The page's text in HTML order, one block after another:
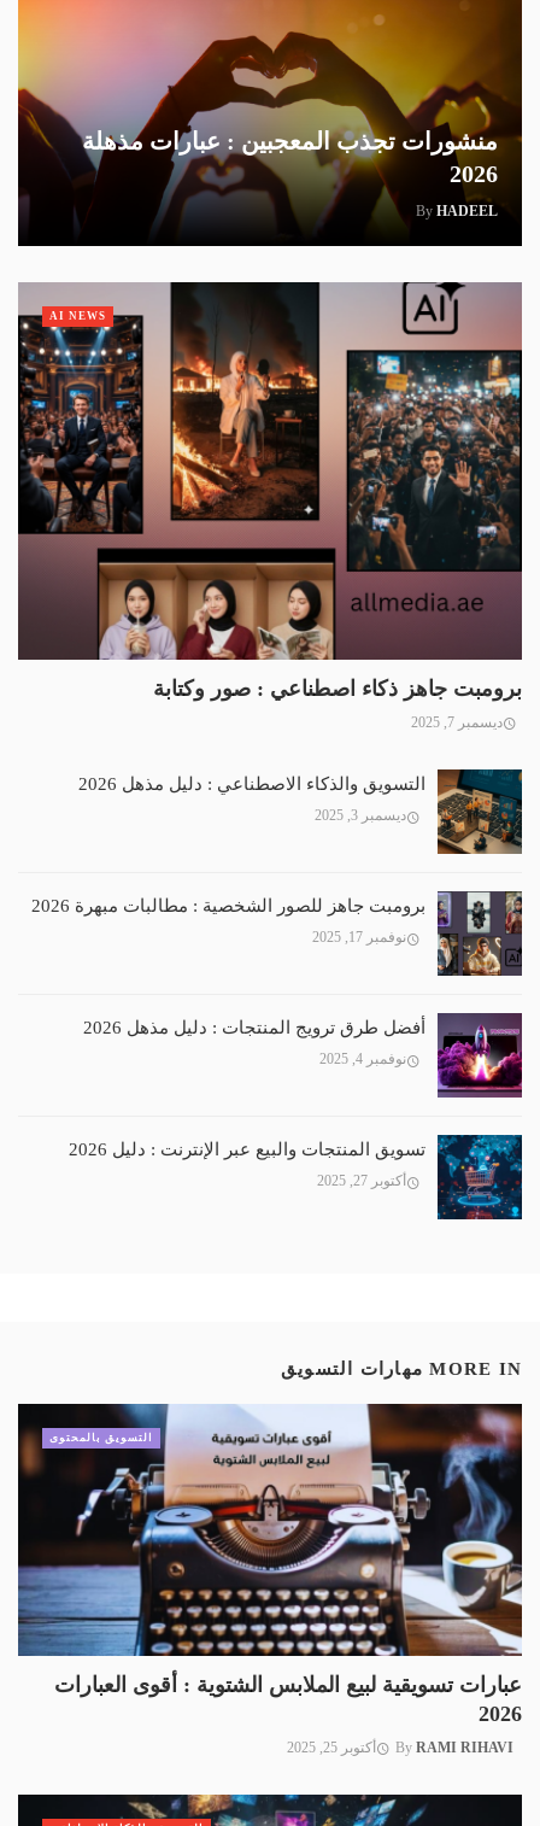
منشورات تجذب المعجبين : عبارات مذهلة
2026
By HADEEL
برومبت جاهز ذكاء اصطناعي : صور وكتابة
ديسمبر 7, 2025
AI NEWS
التسويق والذكاء الاصطناعي : دليل مذهل 2026
ديسمبر 3, 2025
برومبت جاهز للصور الشخصية : مطالبات مبهرة 2026
نوفمبر 17, 2025
أفضل طرق ترويج المنتجات : دليل مذهل 2026
نوفمبر 4, 2025
تسويق المنتجات والبيع عبر الإنترنت : دليل 2026
أكتوبر 27, 2025
MORE IN مهارات التسويق
عبارات تسويقية لبيع الملابس الشتوية : أقوى العبارات
2026
By RAMI RIHAVI أكتوبر 25, 2025
التسويق بالمحتوى